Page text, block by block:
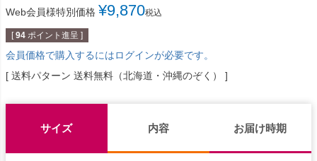
Web会員様特別価格 ¥9,870税込
[ 94 ポイント進呈 ]
会員価格で購入するにはログインが必要です。
送料パターン 送料無料（北海道・沖縄のぞく）
サイズ 内容 お届け時期